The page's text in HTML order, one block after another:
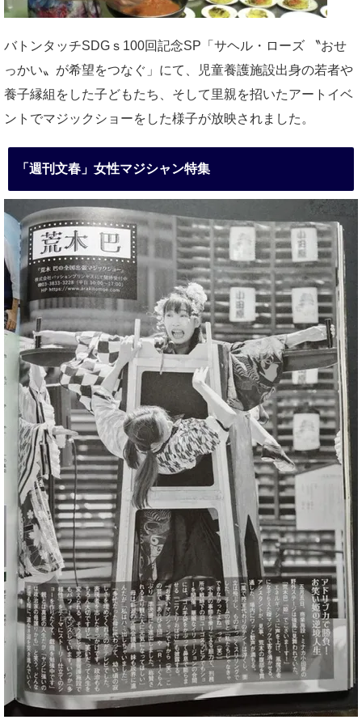
バトンタッチSDGｓ100回記念SP「サヘル・ローズ 〝おせ
っかい〟が希望をつなぐ」にて、児童養護施設出身の若者や
養子縁組をした子どもたち、そして里親を招いたアートイベ
ントでマジックショーをした様子が放映されました。
「週刊文春」女性マジシャン特集